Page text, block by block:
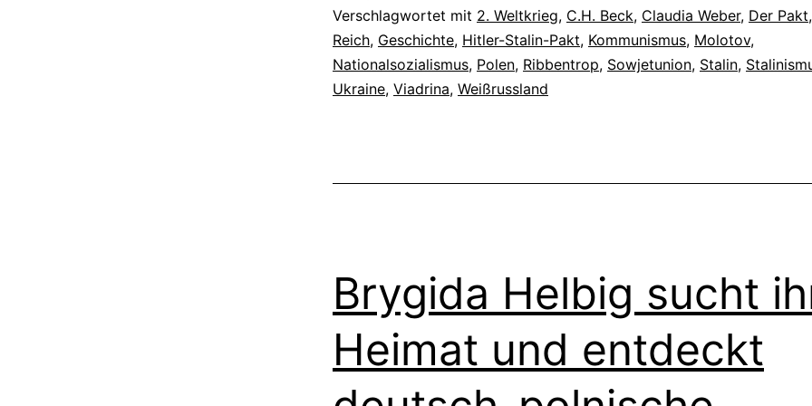
Verschlagwortet mit 2. Weltkrieg, C.H. Beck, Claudia Weber, Der Pakt
Reich, Geschichte, Hitler-Stalin-Pakt, Kommunismus, Molotov,
Nationalsozialismus, Polen, Ribbentrop, Sowjetunion, Stalin,
Ukraine, Viadrina, Weißrussland
Brygida Helbig sucht
Heimat und entdeckt